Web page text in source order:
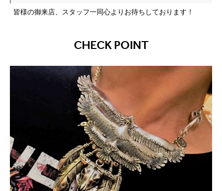
皆様の御来店、スタッフ一同心よりお待ちしております！
CHECK POINT